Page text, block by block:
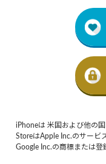
iPhoneは 米国および他の
StoreはApple Inc.のサービ
Google Inc.の商標または登